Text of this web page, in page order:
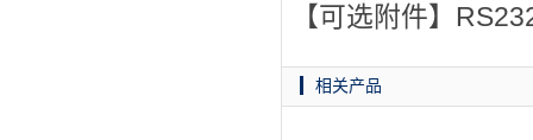
【可选附件】
相关产品